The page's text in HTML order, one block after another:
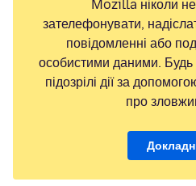
Mozilla ніколи
зателефонувати,
повідомленні або
особистими даними. Будь
підозрілі дії за
про